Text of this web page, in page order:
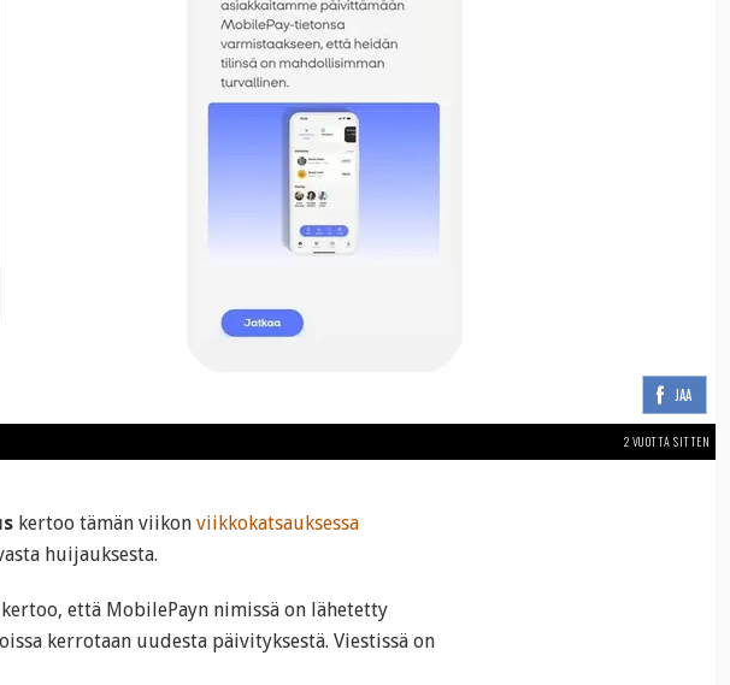
JAA
2 VUOTTA SITTEN
kertoo tämän viikon viikkokatsauksessa
huijauksesta.
että MobilePayn nimissä on lähetetty
kerrotaan uudesta päivityksestä. Viestissä on